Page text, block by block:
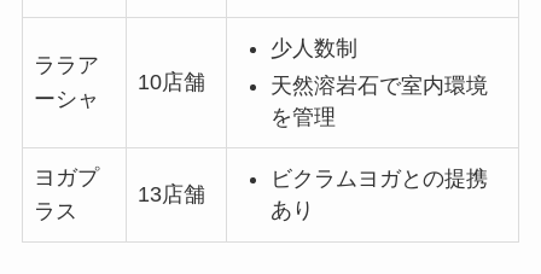
ララア
ーシャ
10店舗
少人数制
天然溶岩石で室内環境
を管理
ヨガプ
ラス
13店舗
ビクラムヨガとの提携
あり